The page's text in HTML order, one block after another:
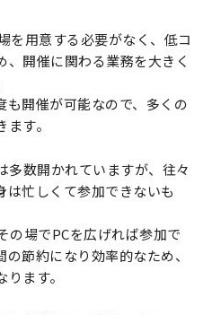
を用意する必要がなく、低コ
、開催に関わる業務を大きく
も開催が可能なので、多くの
す。
数開かれていますが、往々
は忙しくて参加できないも
の場でPCを広げれば参加で
節約になり効率的なため、
ます。